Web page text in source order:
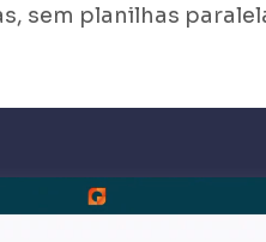
sem planilhas